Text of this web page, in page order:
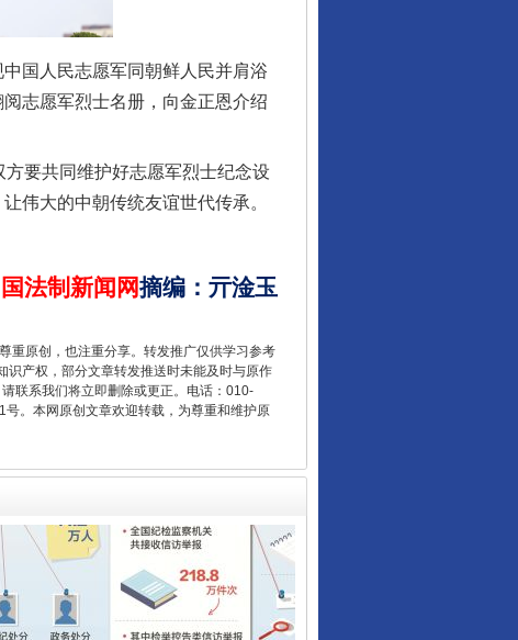
国人民志愿军同朝鲜人民并肩浴
志愿军烈士名册，向金正恩介绍
要共同维护好志愿军烈士纪念设
伟大的中朝传统友谊世代传承。
法制新闻网摘编 ： 亓淦玉
重原创，也注重分享。转发推广仅供学习参考
识产权，部分文章转发推送时未能及时与原作
联系我们将立即删除或更正。电话：010-
。本网原创文章欢迎转载，为尊重和维护原
让核能赋能千行百业
从数据变化看反腐深化